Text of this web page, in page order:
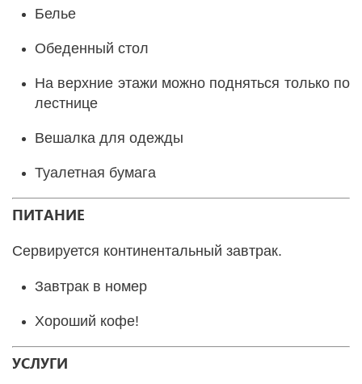
Белье
Обеденный стол
На верхние этажи можно подняться только по
лестнице
Вешалка для одежды
Туалетная бумага
ПИТАНИЕ
Сервируется континентальный завтрак.
Завтрак в номер
Хороший кофе!
УСЛУГИ